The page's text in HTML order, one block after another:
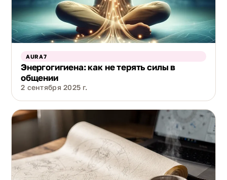
AURA7
Энергогигиена: как не терять силы в
общении
2 сентября 2025 г.